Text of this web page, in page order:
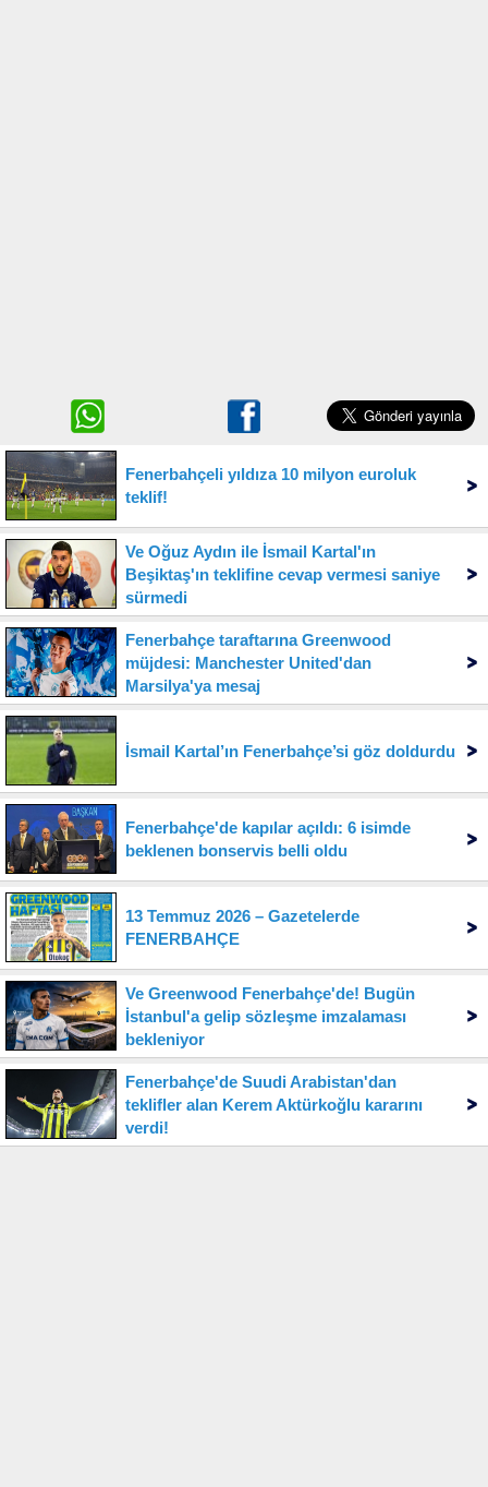
Fenerbahçeli yıldıza 10 milyon euroluk
teklif!
Ve Oğuz Aydın ile İsmail Kartal'ın
Beşiktaş'ın teklifine cevap vermesi saniye
sürmedi
Fenerbahçe taraftarına Greenwood
müjdesi: Manchester United'dan
Marsilya'ya mesaj
İsmail Kartal’ın Fenerbahçe’si göz doldurdu
Fenerbahçe'de kapılar açıldı: 6 isimde
beklenen bonservis belli oldu
13 Temmuz 2026 – Gazetelerde
FENERBAHÇE
Ve Greenwood Fenerbahçe'de! Bugün
İstanbul'a gelip sözleşme imzalaması
bekleniyor
Fenerbahçe'de Suudi Arabistan'dan
teklifler alan Kerem Aktürkoğlu kararını
verdi!